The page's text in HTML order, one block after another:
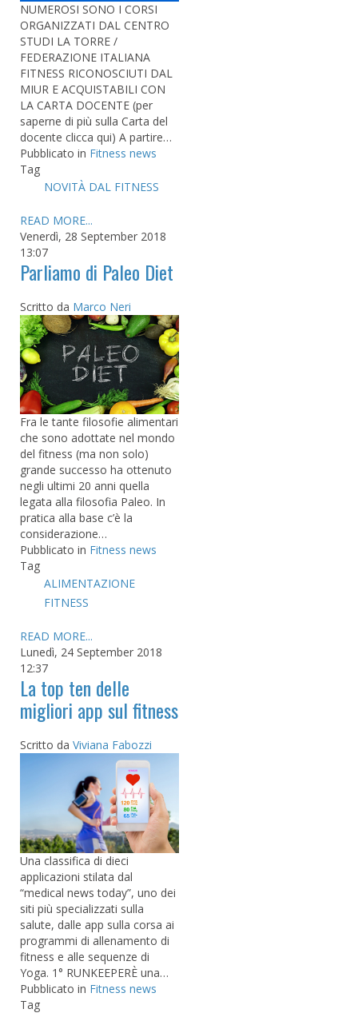
NUMEROSI SONO I CORSI
ORGANIZZATI DAL CENTRO
STUDI LA TORRE /
FEDERAZIONE ITALIANA
FITNESS RICONOSCIUTI DAL
MIUR E ACQUISTABILI CON
LA CARTA DOCENTE (per
saperne di più sulla Carta del
docente clicca qui) A partire…
Pubblicato in Fitness news
Tag
NOVITÀ DAL FITNESS
READ MORE...
Venerdì, 28 September 2018
13:07
Parliamo di Paleo Diet
Scritto da Marco Neri
Fra le tante filosofie alimentari
che sono adottate nel mondo
del fitness (ma non solo)
grande successo ha ottenuto
negli ultimi 20 anni quella
legata alla filosofia Paleo. In
pratica alla base c’è la
considerazione…
Pubblicato in Fitness news
Tag
ALIMENTAZIONE
FITNESS
READ MORE...
Lunedì, 24 September 2018
12:37
La top ten delle
migliori app sul fitness
Scritto da Viviana Fabozzi
Una classifica di dieci
applicazioni stilata dal
“medical news today”, uno dei
siti più specializzati sulla
salute, dalle app sulla corsa ai
programmi di allenamento di
fitness e alle sequenze di
Yoga. 1° RUNKEEPERÈ una…
Pubblicato in Fitness news
Tag